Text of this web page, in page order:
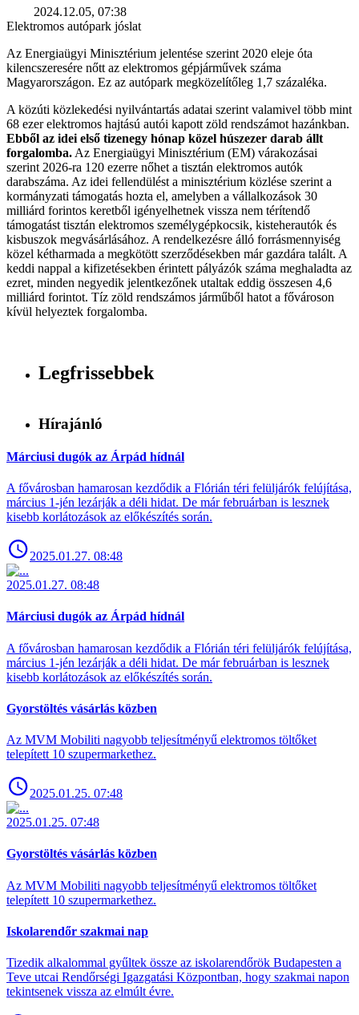
2024.12.05, 07:38
Elektromos autópark jóslat
Az Energiaügyi Minisztérium jelentése szerint 2020 eleje óta
kilencszeresére nőtt az elektromos gépjárművek száma
Magyarországon. Ez az autópark megközelítőleg 1,7 százaléka.
A közúti közlekedési nyilvántartás adatai szerint valamivel több mint
68 ezer elektromos hajtású autói kapott zöld rendszámot hazánkban.
Ebből az idei első tizenegy hónap közel húszezer darab állt
forgalomba. Az Energiaügyi Minisztérium (EM) várakozásai
szerint 2026-ra 120 ezerre nőhet a tisztán elektromos autók
darabszáma. Az idei fellendülést a minisztérium közlése szerint a
kormányzati támogatás hozta el, amelyben a vállalkozások 30
milliárd forintos keretből igényelhetnek vissza nem térítendő
támogatást tisztán elektromos személygépkocsik, kisteherautók és
kisbuszok megvásárlásához. A rendelkezésre álló forrásmennyiség
közel kétharmada a megkötött szerződésekben már gazdára talált. A
keddi nappal a kifizetésekben érintett pályázók száma meghaladta az
ezret, minden negyedik jelentkezőnek utaltak eddig összesen 4,6
milliárd forintot. Tíz zöld rendszámos járműből hatot a fővároson
kívül helyeztek forgalomba.
Legfrissebbek
Hírajánló
Márciusi dugók az Árpád hídnál
A fővárosban hamarosan kezdődik a Flórián téri felüljárók felújítása,
március 1-jén lezárják a déli hidat. De már februárban is lesznek
kisebb korlátozások az előkészítés során.
2025.01.27. 08:48
2025.01.27. 08:48
Márciusi dugók az Árpád hídnál
A fővárosban hamarosan kezdődik a Flórián téri felüljárók felújítása,
március 1-jén lezárják a déli hidat. De már februárban is lesznek
kisebb korlátozások az előkészítés során.
Gyorstöltés vásárlás közben
Az MVM Mobiliti nagyobb teljesítményű elektromos töltőket
telepített 10 szupermarkethez.
2025.01.25. 07:48
2025.01.25. 07:48
Gyorstöltés vásárlás közben
Az MVM Mobiliti nagyobb teljesítményű elektromos töltőket
telepített 10 szupermarkethez.
Iskolarendőr szakmai nap
Tizedik alkalommal gyűltek össze az iskolarendőrök Budapesten a
Teve utcai Rendőrségi Igazgatási Központban, hogy szakmai napon
tekintsenek vissza az elmúlt évre.